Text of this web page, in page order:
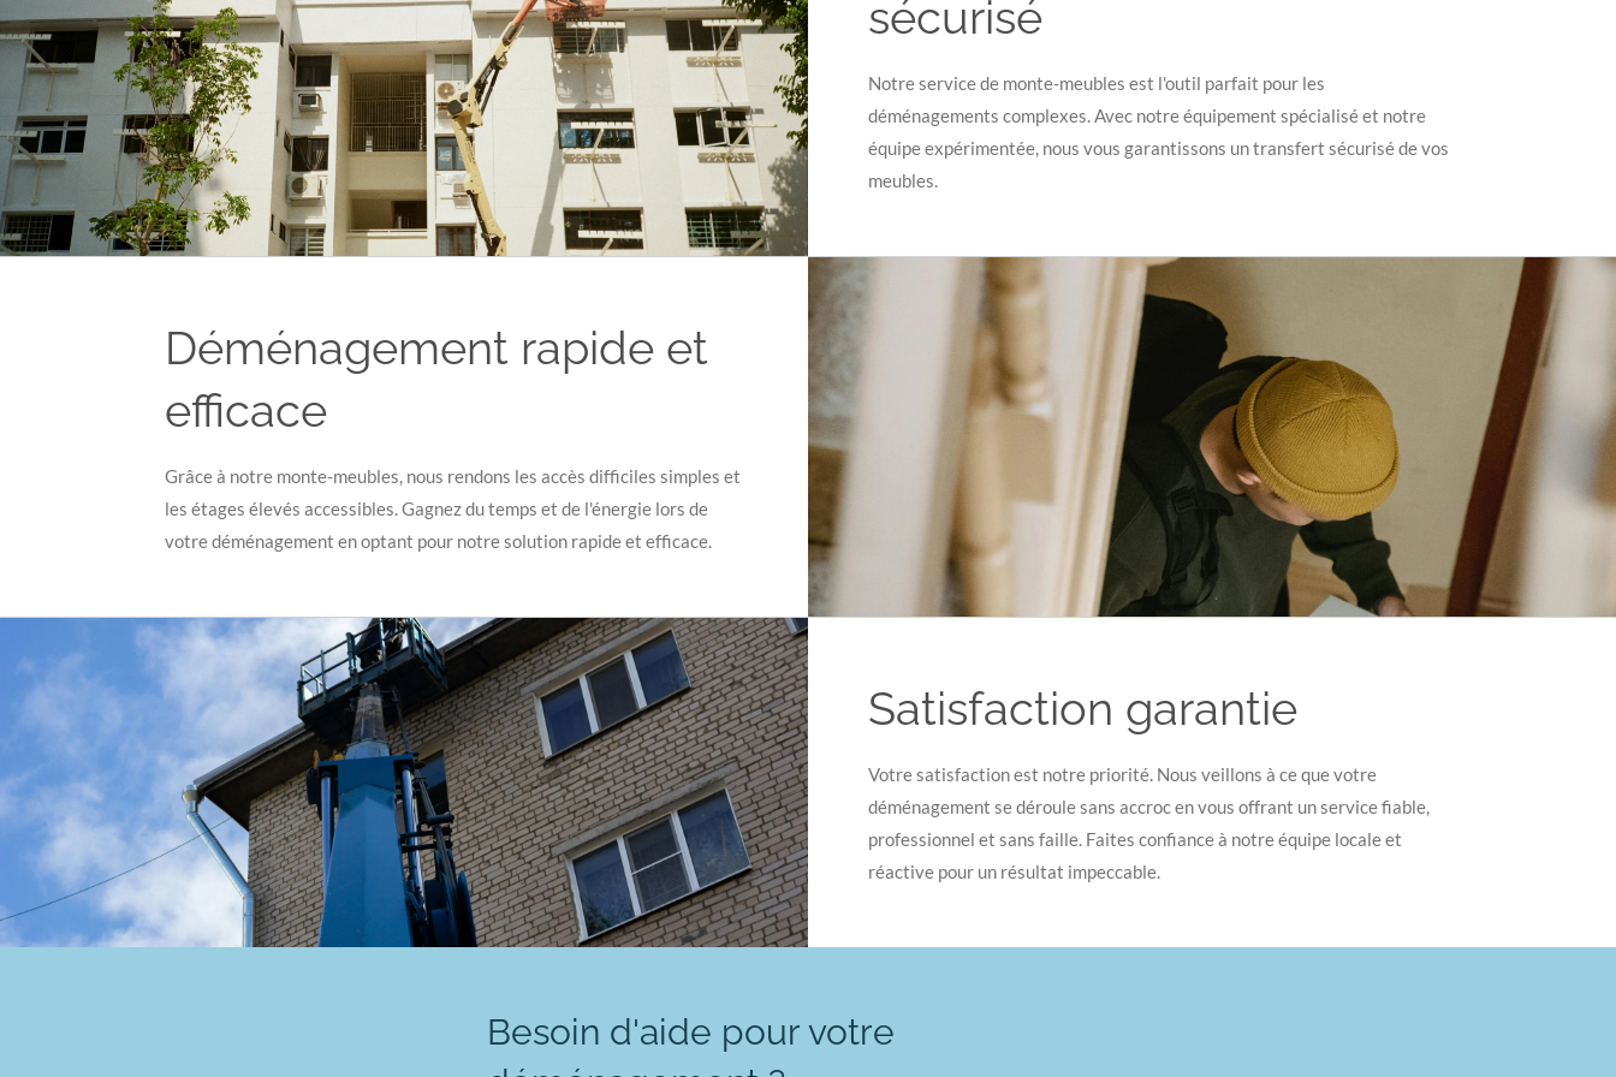
sécurisé
Notre service de monte-meubles est l'outil parfait pour les
déménagements complexes. Avec notre équipement spécialisé et notre
équipe expérimentée, nous vous garantissons un transfert sécurisé de vos
meubles.
Déménagement rapide et
efficace
Grâce à notre monte-meubles, nous rendons les accès difficiles simples et
les étages élevés accessibles. Gagnez du temps et de l'énergie lors de
votre déménagement en optant pour notre solution rapide et efficace.
Satisfaction garantie
Votre satisfaction est notre priorité. Nous veillons à ce que votre
déménagement se déroule sans accroc en vous offrant un service fiable,
professionnel et sans faille. Faites confiance à notre équipe locale et
réactive pour un résultat impeccable.
Besoin d'aide pour votre